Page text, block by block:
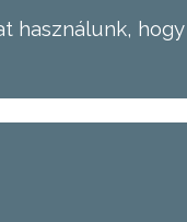
használunk,